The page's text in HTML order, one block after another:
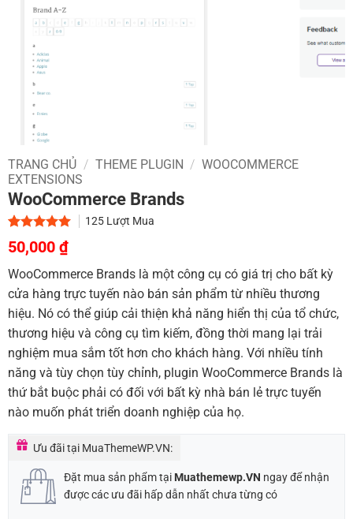
TRANG CHỦ / THEME PLUGIN / WOOCOMMERCE
EXTENSIONS
WooCommerce Brands
5.00 trên 5
dựa trên
2
125Lượt Mua
Giá
gốc
là:
700,000 ₫.
50,000 ₫Giá
hiện
tại
là:
50,000 ₫.
WooCommerce Brands là một công cụ có giá trị cho bất kỳ
cửa hàng trực tuyến nào bán sản phẩm từ nhiều thương
hiệu. Nó có thể giúp cải thiện khả năng hiển thị của tổ chức,
thương hiệu và công cụ tìm kiếm, đồng thời mang lại trải
nghiệm mua sắm tốt hơn cho khách hàng. Với nhiều tính
năng và tùy chọn tùy chỉnh, plugin WooCommerce Brands là
thứ bắt buộc phải có đối với bất kỳ nhà bán lẻ trực tuyến
nào muốn phát triển doanh nghiệp của họ.
Ưu đãi tại MuaThemeWP.VN:
Đặt mua sản phẩm tại Muathemewp.VN ngay để nhận
được các ưu đãi hấp dẫn nhất chưa từng có